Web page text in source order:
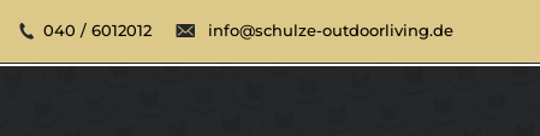
040 / 6012012 info@schulze-outdoorliving.de